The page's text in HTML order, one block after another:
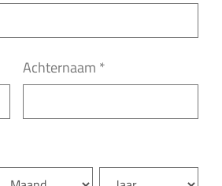
Achternaam *